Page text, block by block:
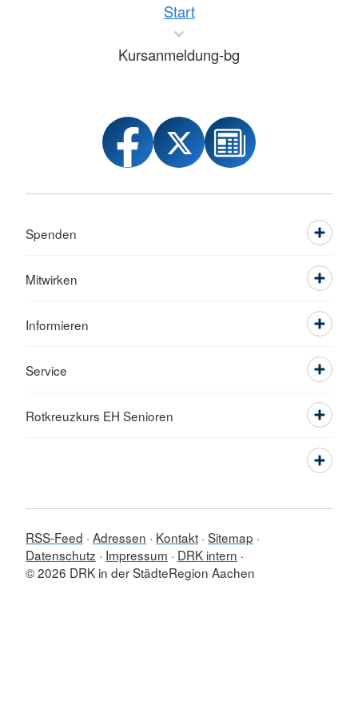
Start
Kursanmeldung-bg
Spenden
Mitwirken
Informieren
Service
Rotkreuzkurs EH Senioren
RSS-Feed Adressen Kontakt Sitemap
Datenschutz
Impressum
DRK intern
© 2026 DRK in der StädteRegion Aachen